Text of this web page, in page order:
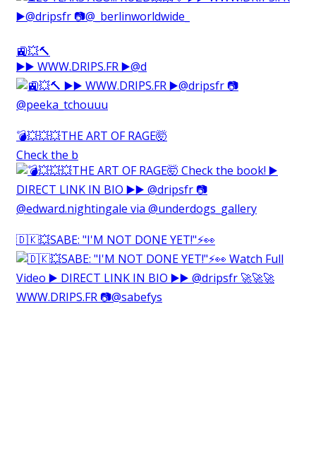
🚉💥🔨⁠
▶️▶️ WWW.DRIPS.FR ▶️@d
💣💥💥💥THE ART OF RAGE🤯⁠
Check the b
🇩🇰💥SABE: "I'M NOT DONE YET!"⚡️👀⁠